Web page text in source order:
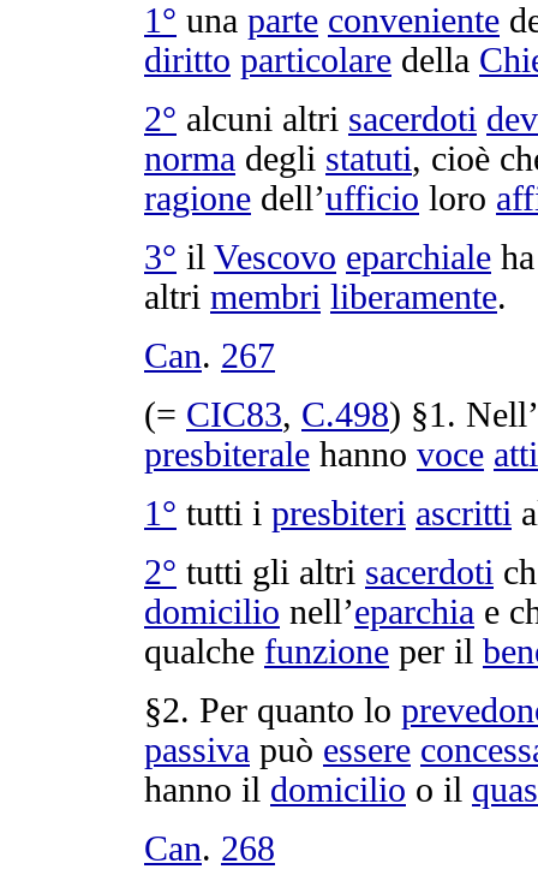
1° una parte conveniente
diritto particolare della
2° alcuni altri sacerdoti
norma degli statuti, cioè
ragione dell’ufficio loro
3° il Vescovo eparchiale
altri membri liberamente.
Can. 267
(= CIC83, C.498) §1. Nell’
presbiterale hanno voce
1° tutti i presbiteri ascritti
2° tutti gli altri sacerdoti
domicilio nell’eparchia e
qualche funzione per il
§2. Per quanto lo
passiva può essere
hanno il domicilio o il
Can. 268